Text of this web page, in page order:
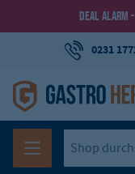
DEAL ALARM
0231